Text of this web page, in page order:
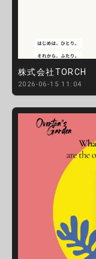
株式会社TORCH
2026-06-15 11:04